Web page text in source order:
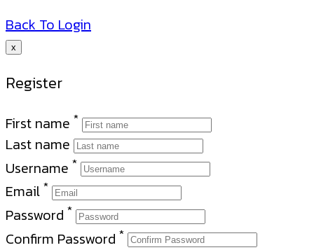
Back To Login
x
Register
First name *
Last name
Username *
Email *
Password *
Confirm Password *